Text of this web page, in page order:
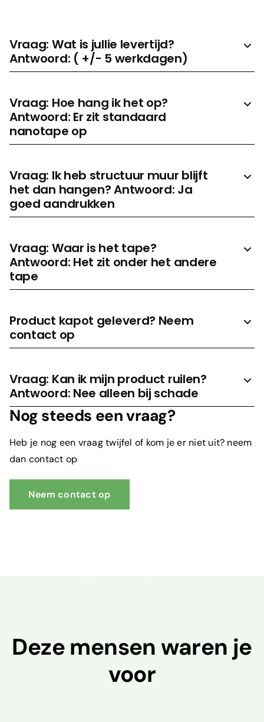
Vraag: Wat is jullie levertijd?
Antwoord: ( +/- 5 werkdagen)
Vraag: Hoe hang ik het op?
Antwoord: Er zit standaard
nanotape op
Vraag: Ik heb structuur muur blijft
het dan hangen? Antwoord: Ja
goed aandrukken
Vraag: Waar is het tape?
Antwoord: Het zit onder het andere
tape
Product kapot geleverd? Neem
contact op
Vraag: Kan ik mijn product ruilen?
Antwoord: Nee alleen bij schade
Nog steeds een vraag?
Heb je nog een vraag twijfel of kom je er niet uit? neem
dan contact op
Neem contact op
Deze mensen waren je
voor
Toelichting